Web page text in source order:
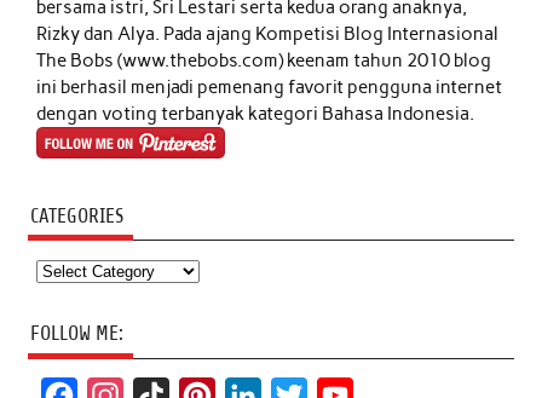
bersama istri, Sri Lestari serta kedua orang anaknya,
Rizky dan Alya. Pada ajang Kompetisi Blog Internasional
The Bobs (www.thebobs.com) keenam tahun 2010 blog
ini berhasil menjadi pemenang favorit pengguna internet
dengan voting terbanyak kategori Bahasa Indonesia.
CATEGORIES
Categories
FOLLOW ME: